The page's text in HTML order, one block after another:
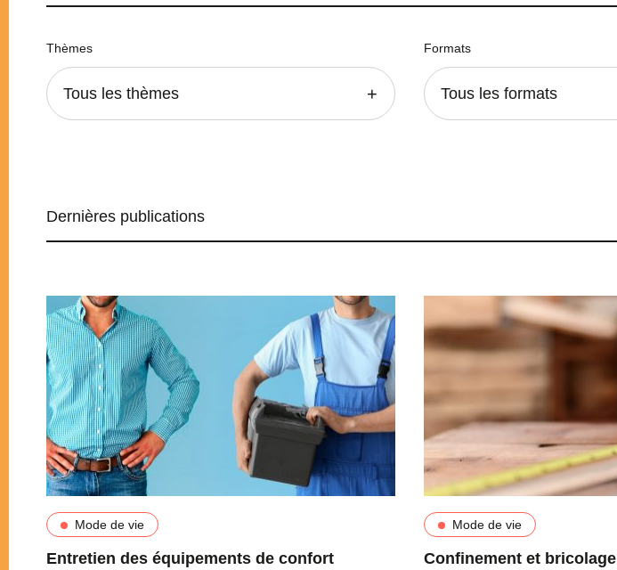
Thèmes
Tous les thèmes
Formats
Tous les formats
Dernières publications
Mode de vie
Entretien des équipements de confort
Mode de vie
Confinement et bricolage